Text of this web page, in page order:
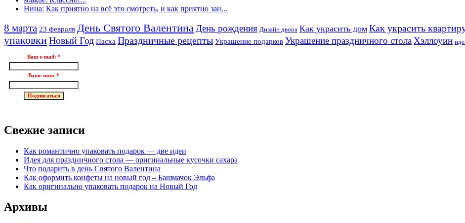
Нина: Как приятно на всё это смотреть, и как приятно зан...
8 марта 23 февраля День Святого Валентина День рождения Дизайн двора Как украсить дом Как украсить
упаковкиНовый Год Пасха Праздничные рецепты Украшение подарков Украшение праздничного стола Хэллоуин
Ваш e-mail: *
Ваше имя: *
Свежие записи
Как романтично упаковать подарок — две идеи
Идея для праздничного стола — оригинальные кусочки сахара
Что подарить в день Святого Валентина
Как оформить конфеты на новый год – Башмачок Эльфа
Как оригинально упаковать подарок на Новый Год
Архивы